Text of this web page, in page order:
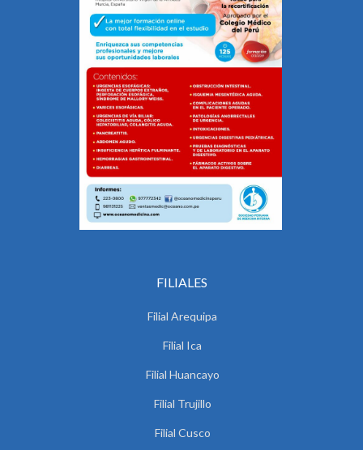
FILIALES
Filial Arequipa
Filial Ica
Filial Huancayo
Filial Trujillo
Filial Cusco